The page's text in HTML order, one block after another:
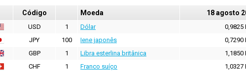
Código Moeda 18 agosto
USD 1 Dólar
0,9825
JPY
100 Iene japonês
0,7290
GBP
1 Libra esterlina britânica
1,1850
CHF
1 Franco suíço
1,0327